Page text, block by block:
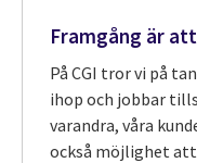
Framgång är
På CGI tror vi på
ihop och jobbar
varandra, våra
också möjlighet